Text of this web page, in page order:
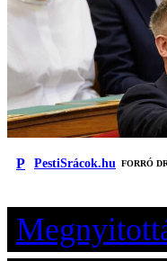
P PestiSrácok.hu FORRÓ